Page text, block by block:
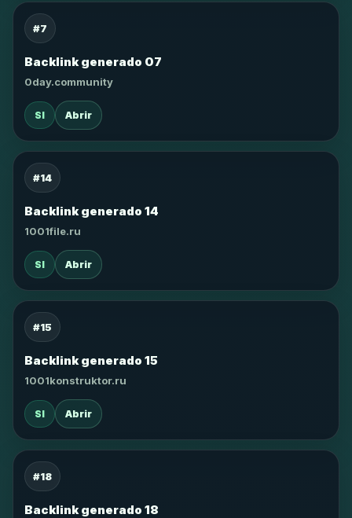
#7
Backlink generado 07
0day.community
SI Abrir
#14
Backlink generado 14
1001file.ru
SI Abrir
#15
Backlink generado 15
1001konstruktor.ru
SI Abrir
#18
Backlink generado 18